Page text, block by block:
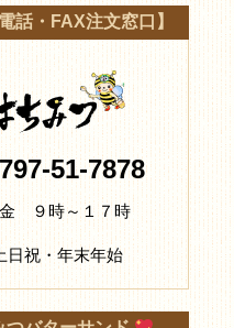
話・FAX注文窓口】
51-7878
９時～１７時
日祝・年末年始